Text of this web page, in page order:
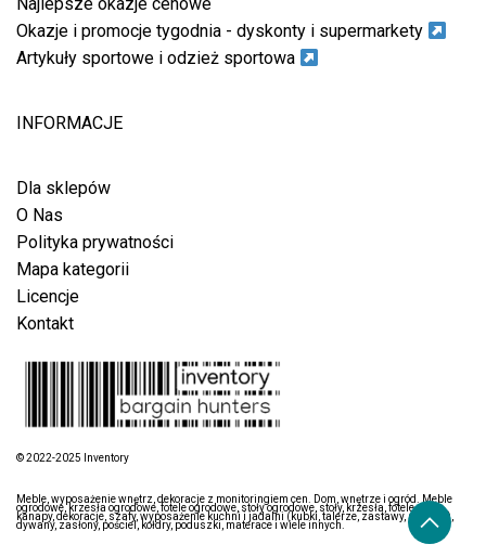
Najlepsze okazje cenowe
Okazje i promocje tygodnia - dyskonty i supermarkety
Artykuły sportowe i odzież sportowa
INFORMACJE
Dla sklepów
O Nas
Polityka prywatności
Mapa kategorii
Licencje
Kontakt
© 2022-2025 Inventory
Meble, wyposażenie wnętrz, dekoracje z monitoringiem cen. Dom, wnętrze i ogród. Meble
ogrodowe, krzesła ogrodowe, fotele ogrodowe, stoły ogrodowe, stoły, krzesła, fotele, łóżka,
kanapy, dekoracje, szafy, wyposażenie kuchni i jadalni (kubki, talerze, zastawy, sztućce),
dywany, zasłony, pościel, kołdry, poduszki, materace i wiele innych.